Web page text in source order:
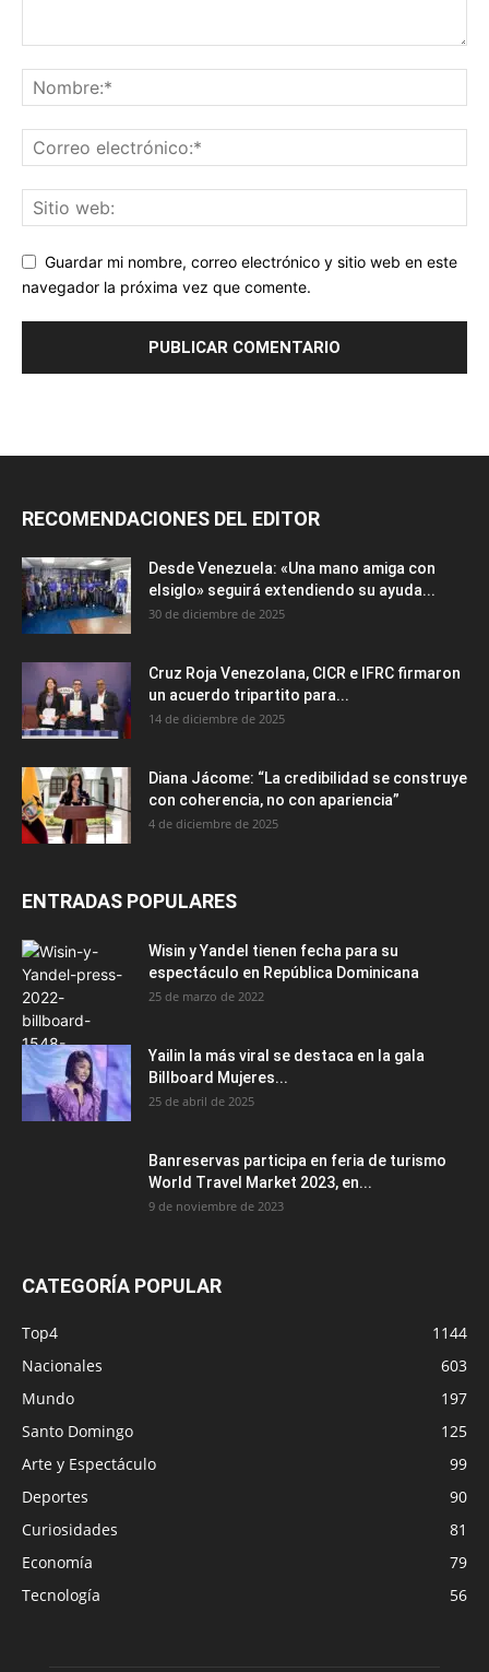
Guardar mi nombre, correo electrónico y sitio web en este
navegador la próxima vez que comente.
RECOMENDACIONES DEL EDITOR
Desde Venezuela: «Una mano amiga con
elsiglo» seguirá extendiendo su ayuda...
30 de diciembre de 2025
Cruz Roja Venezolana, CICR e IFRC firmaron
un acuerdo tripartito para...
14 de diciembre de 2025
Diana Jácome: “La credibilidad se construye
con coherencia, no con apariencia”
4 de diciembre de 2025
ENTRADAS POPULARES
Wisin y Yandel tienen fecha para su
espectáculo en República Dominicana
25 de marzo de 2022
Yailin la más viral se destaca en la gala
Billboard Mujeres...
25 de abril de 2025
Banreservas participa en feria de turismo
World Travel Market 2023, en...
9 de noviembre de 2023
CATEGORÍA POPULAR
Top4
1144
Nacionales
603
Mundo
197
Santo Domingo
125
Arte y Espectáculo
99
Deportes
90
Curiosidades
81
Economía
79
Tecnología
56